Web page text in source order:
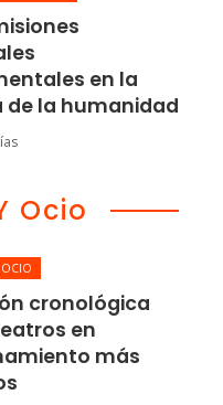
en la
de la humanidad
Ocio
OCIO
cronológica
en
más